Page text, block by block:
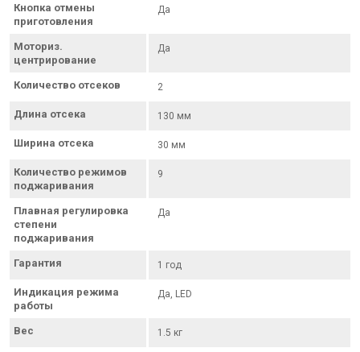
Кнопка отмены
приготовления
Да
Моториз.
центрирование
Да
Количество отсеков 2
Длина отсека 130 мм
Ширина отсека 30 мм
Количество режимов
поджаривания
9
Плавная регулировка
степени
поджаривания
Да
Гарантия 1 год
Индикация режима
работы
Да, LED
Вес 1.5 кг